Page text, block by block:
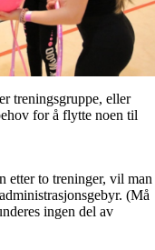
treningsgruppe, eller
for å flytte noen til
etter to treninger, vil man
(Må
ingen del av